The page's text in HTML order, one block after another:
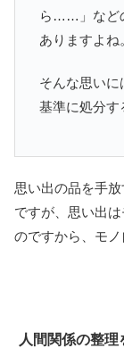
ら……」など
ありますよね
そんな思い
基準に処分す
思い出の品を手
ですが、思い出
のですから、モノ
人間関係の整理